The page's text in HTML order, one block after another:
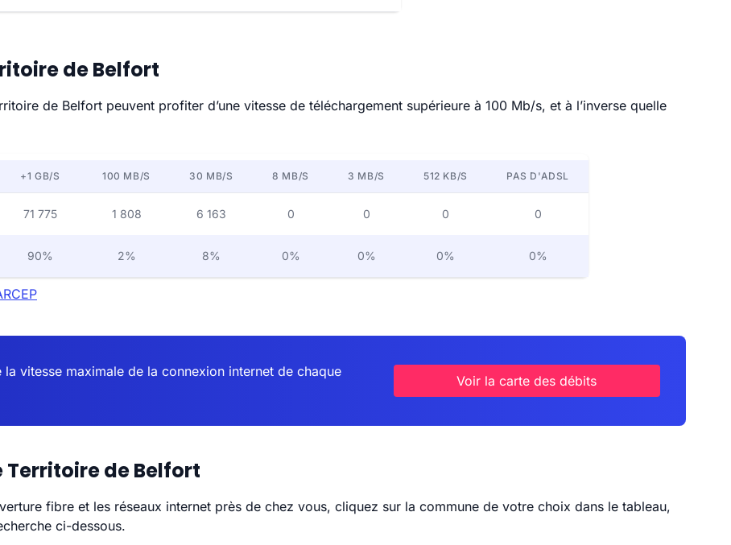
de Belfort
de Belfort peuvent profiter d’une vitesse de téléchargement supérieure à 100 Mb/s, et à l’inverse quelle
+1 GB/S 100 MB/S 30 MB/S 8 MB/S 3 MB/S 512 KB/S PAS D'ADSL
71 775 1 808 6 163 0 0 0 0
90% 2% 8% 0% 0% 0% 0%
vitesse maximale de la connexion internet de chaque
Voir la carte des débits
Territoire de Belfort
fibre et les réseaux internet près de chez vous, cliquez sur la commune de votre choix dans le tableau,
ci-dessous.